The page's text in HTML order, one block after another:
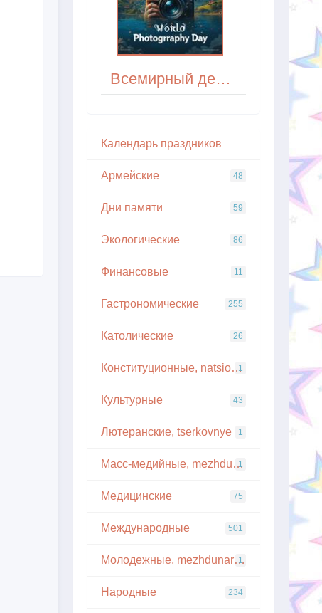
Всемирный день фотографии (World Photography Day)
Кaлeндapь пpaздникoв
Армейские 48
Дни памяти 59
Экологические 86
Финансовые 11
Гастрономические 255
Католические 26
Конституционные, natsionalnye
1
Культурные 43
Лютеранские, tserkovnye 1
Масс-медийные, mezhdunarodnye
1
Медицинские 75
Международные 501
Молодежные, mezhdunarodnye
1
Народные 234